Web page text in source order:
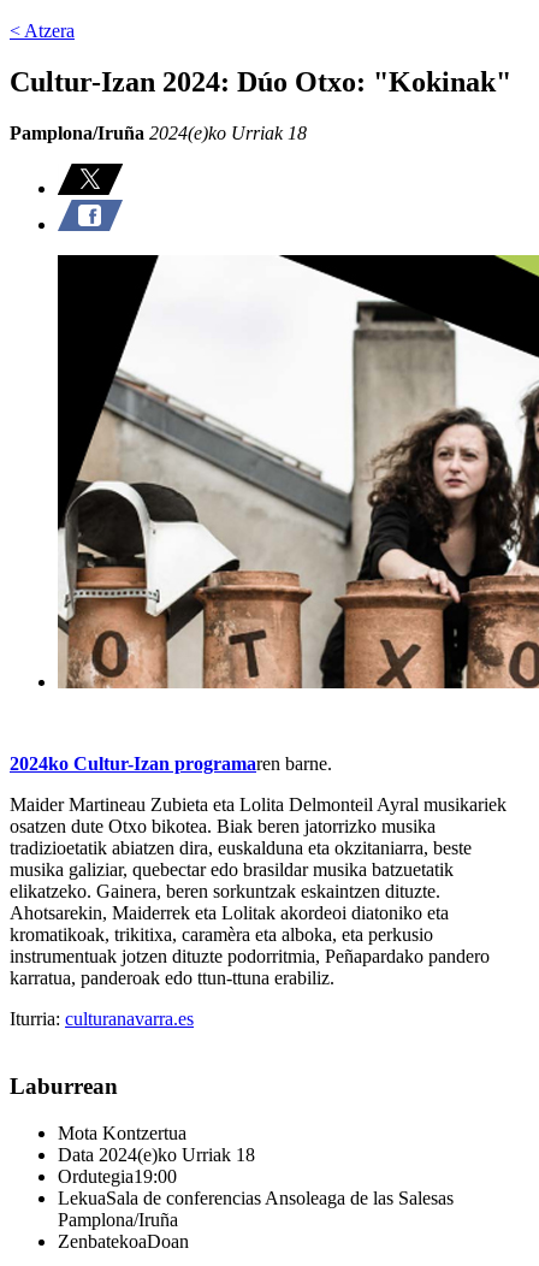
< Atzera
Cultur-Izan 2024: Dúo Otxo: "Kokinak"
Pamplona/Iruña 2024(e)ko Urriak 18
2024ko Cultur-Izan programaren barne.
Maider Martineau Zubieta eta Lolita Delmonteil Ayral musikariek
osatzen dute Otxo bikotea. Biak beren jatorrizko musika
tradizioetatik abiatzen dira, euskalduna eta okzitaniarra, beste
musika galiziar, quebectar edo brasildar musika batzuetatik
elikatzeko. Gainera, beren sorkuntzak eskaintzen dituzte.
Ahotsarekin, Maiderrek eta Lolitak akordeoi diatoniko eta
kromatikoak, trikitixa, caramèra eta alboka, eta perkusio
instrumentuak jotzen dituzte podorritmia, Peñapardako pandero
karratua, panderoak edo ttun-ttuna erabiliz.
Iturria: culturanavarra.es
Laburrean
Mota Kontzertua
Data 2024(e)ko Urriak 18
Ordutegia19:00
LekuaSala de conferencias Ansoleaga de las Salesas
Pamplona/Iruña
ZenbatekoaDoan